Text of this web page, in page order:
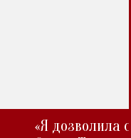
«Я дозволила